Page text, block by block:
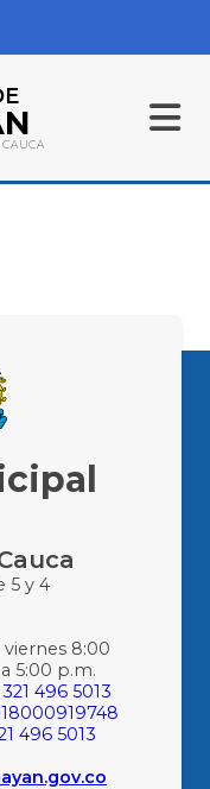
5 y 4
viernes 8:00
5:00 p.m.
321 496 5013
496 5013